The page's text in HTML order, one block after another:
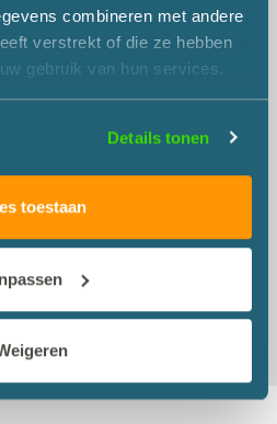
combineren met andere
verstrekt of die ze hebben
gebruik van hun services.
Details tonen
toestaan